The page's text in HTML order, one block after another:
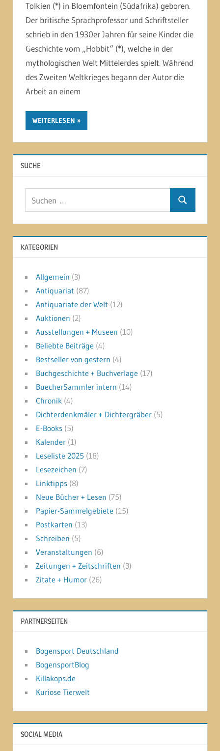
Tolkien (*) in Bloemfontein (Südafrika) geboren.
Der britische Sprachprofessor und Schriftsteller
schrieb in den 1930er Jahren für seine Kinder die
Geschichte vom „Hobbit“ (*), welche in der
mythologischen Welt Mittelerdes spielt. Während
des Zweiten Weltkrieges begann der Autor die
Arbeit an einem
WEITERLESEN
SUCHE
Suchen
KATEGORIEN
Allgemein (3)
Antiquariat (87)
Antiquariate der Welt (12)
Auktionen (2)
Ausstellungen + Museen (10)
Beliebte Beiträge (4)
Bestseller von gestern (4)
Buchgeschichte + Buchverlage (17)
BuecherSammler intern (14)
Chronik(4)
Dichterdenkmäler + Dichtergräber(5)
E-Books(5)
Kalender(1)
Leseliste 2025 (18)
Lesezeichen (7)
Linktipps(8)
Neue Bücher + Lesen (75)
Papier-Sammelgebiete (15)
Postkarten (13)
Schreiben (5)
Veranstaltungen (6)
Zeitungen + Zeitschriften (3)
Zitate + Humor(26)
PARTNERSEITEN
Bogensport Deutschland
BogensportBlog
Killakops.de
Kuriose Tierwelt
SOCIAL MEDIA